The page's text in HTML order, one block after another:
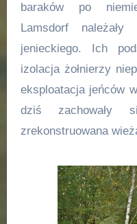
baraków po
Lamsdorf
jenieckiego. Ich
izolacja żołnierzy
eksploatacja jeńców
dziś zachowały
zrekonstruowana